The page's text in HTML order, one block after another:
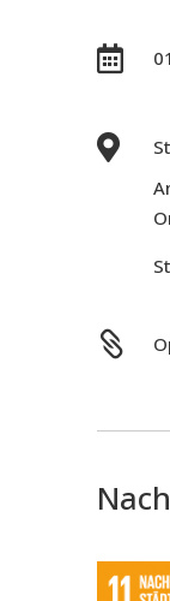


